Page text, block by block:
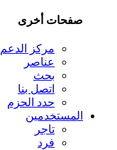
صفحات أخرى
مركز الدعم
عناصر
بحث
اتصل بنا
حدد الحزم
المستخدمين
تاجر
فرد